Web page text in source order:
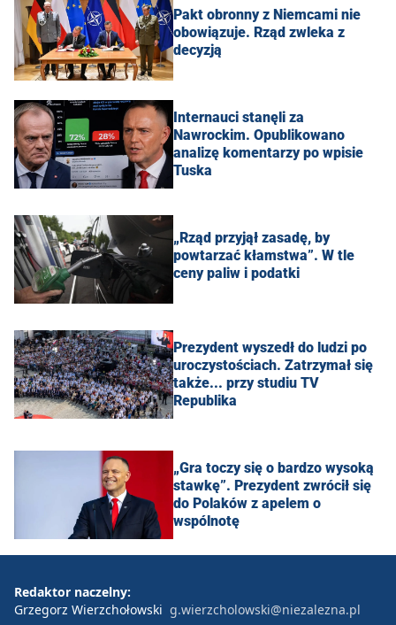
Pakt obronny z Niemcami nie
obowiązuje. Rząd zwleka z
decyzją
Internauci stanęli za
Nawrockim. Opublikowano
analizę komentarzy po wpisie
Tuska
„Rząd przyjął zasadę, by
powtarzać kłamstwa”. W tle
ceny paliw i podatki
Prezydent wyszedł do ludzi po
uroczystościach. Zatrzymał się
także... przy studiu TV
Republika
„Gra toczy się o bardzo wysoką
stawkę”. Prezydent zwrócił się
do Polaków z apelem o
wspólnotę
Redaktor naczelny:
Grzegorz Wierzchołowski g.wierzcholowski@niezalezna.pl